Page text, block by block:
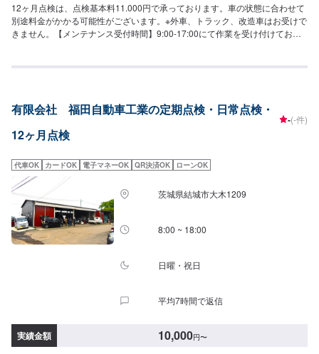
12ヶ月点検は、点検基本料11.000円で承っております。車の状態に合わせて
別途料金がかかる可能性がございます。※外車、トラック、改造車はお受けで
きません。【メンテナンス受付時間】9:00-17:00にて作業を受け付けており
有限会社 福田自動車工業の定期点検・日常点検・
12ヶ月点検
-(-件)
代車OK カードOK 電子マネーOK QR決済OK ローンOK
茨城県結城市大木1209
8:00 ~ 18:00
日曜・祝日
平均7時間で返信
実績金額 10,000円〜